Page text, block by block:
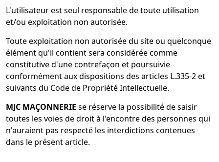
L'utilisateur est seul responsable de toute utilisation
et/ou exploitation non autorisée.
Toute exploitation non autorisée du site ou quelconque
élément qu'il contient sera considérée comme
constitutive d'une contrefaçon et poursuivie
conformément aux dispositions des articles L.335-2 et
suivants du Code de Propriété Intellectuelle.
MJC MAÇONNERIE se réserve la possibilité de saisir
toutes les voies de droit à l'encontre des personnes qui
n'auraient pas respecté les interdictions contenues
dans le présent article.